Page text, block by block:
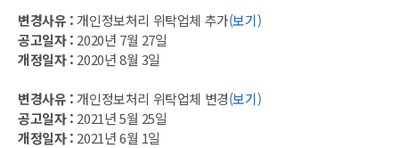
변경사유 : 개인정보처리 위탁업체 추가(보기)
공고일자 : 2020년 7월 27일
개정일자 : 2020년 8월 3일
변경사유 : 개인정보처리 위탁업체 변경(보기)
공고일자 : 2021년 5월 25일
개정일자 : 2021년 6월 1일